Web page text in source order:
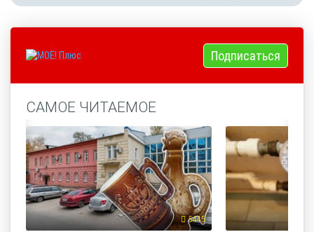
Подписаться
САМОЕ ЧИТАЕМОЕ
5445